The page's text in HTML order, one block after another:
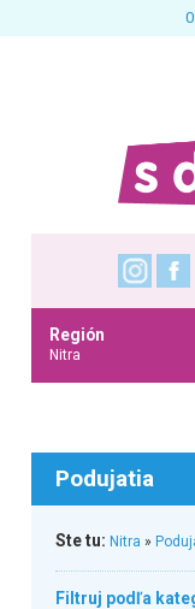
Región
Nitra
Podujatia
Ste tu: Nitra »
Filtruj podľa